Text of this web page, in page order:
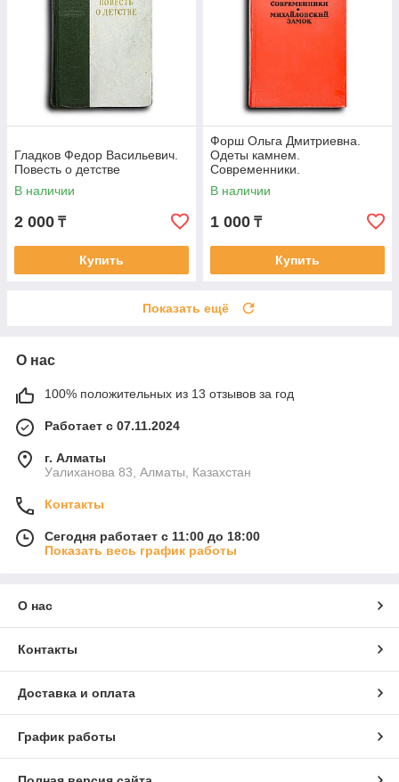
Гладков Федор Васильевич.
Повесть о детстве
В наличии
2 000 ₸
Купить
Форш Ольга Дмитриевна.
Одеты камнем.
Современники.
Михайловский замок
В наличии
1 000 ₸
Купить
Показать ещё
О нас
100% положительных из 13 отзывов за год
Работает с 07.11.2024
г. Алматы
Уалиханова 83, Алматы, Казахстан
Контакты
Сегодня работает с 11:00 до 18:00
Показать весь график работы
О нас
Контакты
Доставка и оплата
График работы